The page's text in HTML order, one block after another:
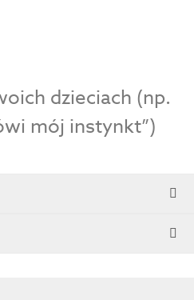
dzieciach (np.
mój instynkt”)